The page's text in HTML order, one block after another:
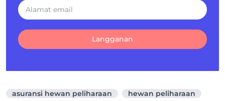
Langganan
asuransi hewan peliharaan hewan peliharaan